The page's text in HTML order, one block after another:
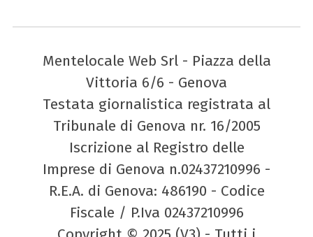
Mentelocale Web Srl - Piazza della
Vittoria 6/6 - Genova
Testata giornalistica registrata al
Tribunale di Genova nr. 16/2005
Iscrizione al Registro delle
Imprese di Genova n.02437210996 -
R.E.A. di Genova: 486190 - Codice
Fiscale / P.Iva 02437210996